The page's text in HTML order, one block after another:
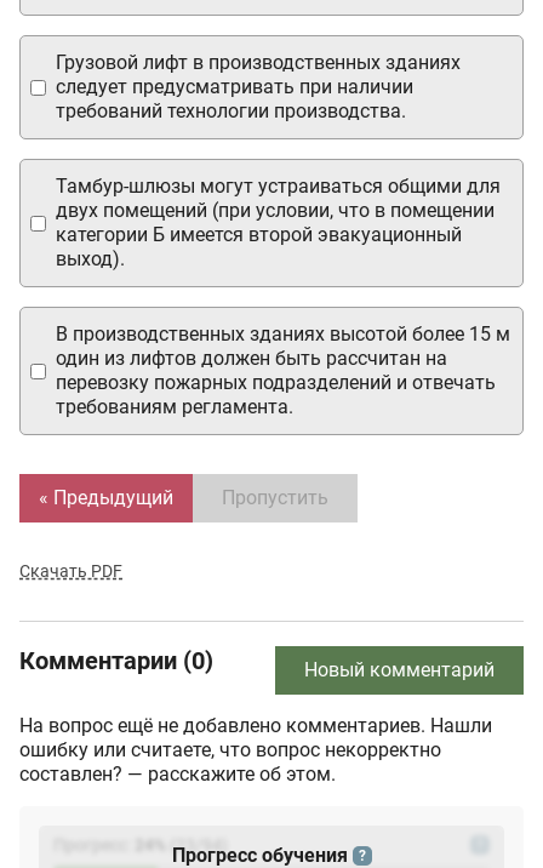
Тамбур-шлюзы могут устраиваться общими для
двух помещений (при условии, что в помещении
категории Б имеется второй эвакуационный
выход).
Грузовой лифт в производственных зданиях
следует предусматривать при наличии
требований технологии производства.
В производственных зданиях высотой более 15 м
один из лифтов должен быть рассчитан на
перевозку пожарных подразделений и отвечать
требованиям регламента.
« Предыдущий Пропустить
Скачать PDF
Комментарии (0) Новый комментарий
На вопрос ещё не добавлено комментариев. Нашли
ошибку или считаете, что вопрос некорректно
составлен? — расскажите об этом.
(23
Прогресс обучения ?